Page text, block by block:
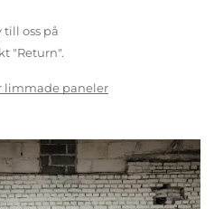
till oss på
"Return".
limmade paneler